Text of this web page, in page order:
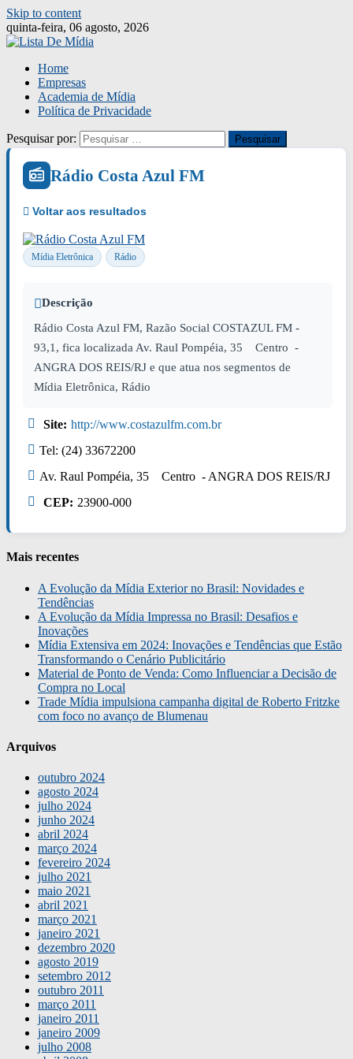
Skip to content
quinta-feira, 06 agosto, 2026
Home
Empresas
Academia de Mídia
Política de Privacidade
Pesquisar por:
Rádio Costa Azul FM
Mídia Eletrônica Rádio
Descrição
Rádio Costa Azul FM, Razão Social COSTAZUL FM -
93,1, fica localizada Av. Raul Pompéia, 35 Centro -
ANGRA DOS REIS/RJ e que atua nos segmentos de
Mídia Eletrônica, Rádio
Site: http://www.costazulfm.com.br
Tel: (24) 33672200
Av. Raul Pompéia, 35 Centro - ANGRA DOS REIS/RJ
CEP: 23900-000
Mais recentes
A Evolução da Mídia Exterior no Brasil: Novidades e
Tendências
A Evolução da Mídia Impressa no Brasil: Desafios e
Inovações
Mídia Extensiva em 2024: Inovações e Tendências que Estão
Transformando o Cenário Publicitário
Material de Ponto de Venda: Como Influenciar a Decisão de
Compra no Local
Trade Mídia impulsiona campanha digital de Roberto Fritzke
com foco no avanço de Blumenau
Arquivos
outubro 2024
agosto 2024
julho 2024
junho 2024
abril 2024
março 2024
fevereiro 2024
julho 2021
maio 2021
abril 2021
março 2021
janeiro 2021
dezembro 2020
agosto 2019
setembro 2012
outubro 2011
março 2011
janeiro 2011
janeiro 2009
julho 2008